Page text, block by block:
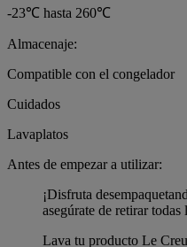
-23℃ hasta 260℃
Almacenaje:
Compatible con el congelador
Cuidados
Lavaplatos
Antes de empezar a utilizar:
¡Disfruta
asegúrate de retirar
Lava tu producto Le